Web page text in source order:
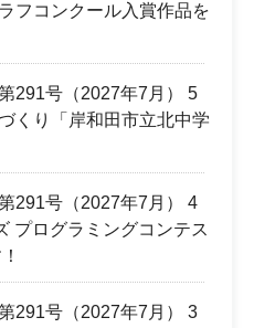
フコンクール入賞作品を
291号（2027年7月） 5
くり「岸和田市立北中学
291号（2027年7月） 4
プログラミングコンテス
291号（2027年7月） 3